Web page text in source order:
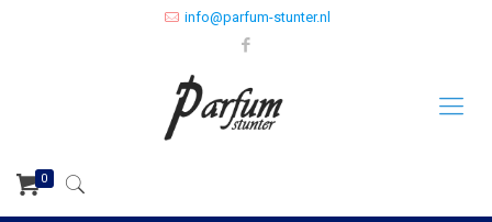
info@parfum-stunter.nl
0